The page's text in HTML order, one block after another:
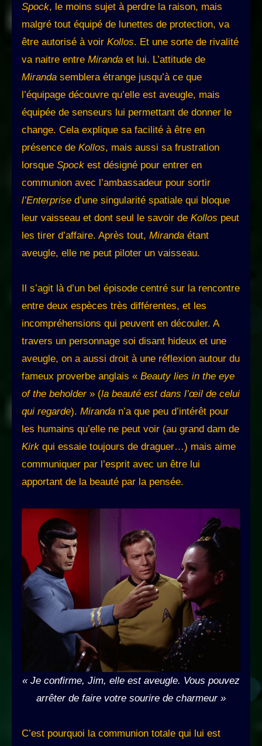
Spock, le moins sujet à perdre la raison, mais
malgré tout équipé de lunettes de protection, va
être autorisé à voir Kollos. Et une sorte de rivalité
va naitre entre Miranda et lui. L’attitude de
Miranda semblera étrange jusqu’à ce que
l’équipage découvre qu’elle est aveugle, mais
équipée de senseurs lui permettant de donner le
change. Cela explique sa facilité à être en
présence de Kollos, mais aussi sa frustration
lorsque Spock est désigné pour entrer en
communion avec l’ambassadeur pour sortir
l’Enterprise d’une singularité spatiale qui bloque
leur vaisseau et dont seul le savoir de Kollos peut
les tirer d’affaire. Après tout, Miranda étant
aveugle, elle ne peut piloter un vaisseau.
Il s’agit là d’un bel épisode centré sur la rencontre
entre deux espèces très différentes, et les
incompréhensions qui peuvent en découler. A
travers un personnage soi disant hideux et une
aveugle, on a aussi droit à une réflexion autour du
fameux proverbe anglais « Beauty lies in the eye
of the beholder» (la beauté est dans l’œil de celui
qui regarde). Miranda n’a que peu d’intérêt pour
les humains qu’elle ne peut voir (au grand dam de
Kirk qui essaie toujours de draguer…) mais aime
communiquer par l’esprit avec un être lui
apportant de la beauté par la pensée.
« Je confirme, Jim, elle est aveugle. Vous pouvez
arrêter de faire votre sourire de charmeur »
C’est pourquoi la communion totale qui lui est